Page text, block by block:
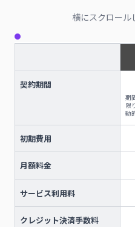
横にスクロール
契約期間
期
限
動
初期費用
月額料金
サービス利用料
クレジット決済手数料